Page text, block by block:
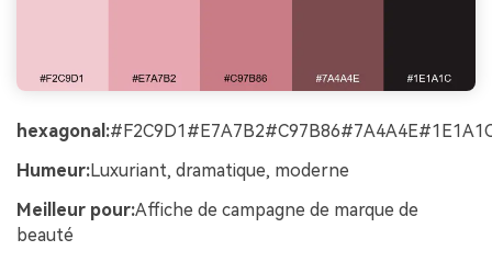
hexagonal:
Humeur:Luxuriant, dramatique, moderne
Meilleur pour:Affiche de campagne de marque de
beauté